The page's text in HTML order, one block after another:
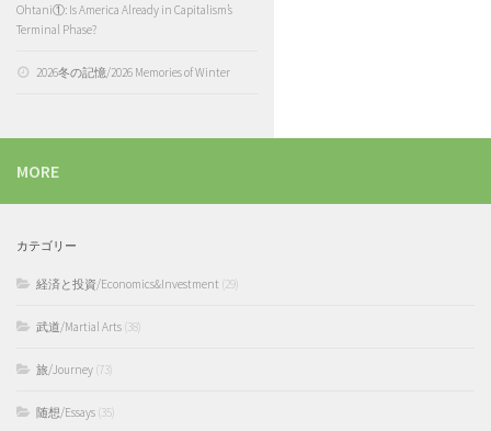
Ohtani①: Is America Already in Capitalism’s
Terminal Phase?
2026冬の記憶/2026 Memories of Winter
MORE
カテゴリー
経済と投資/Economics&Investment (29)
武道/Martial Arts (38)
旅/Journey (73)
随想/Essays (35)